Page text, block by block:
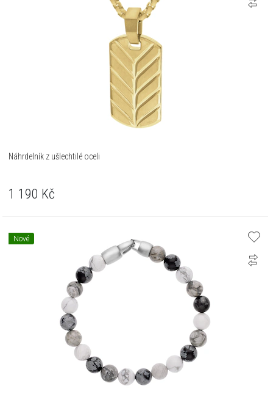
Náhrdelník z ušlechtilé oceli
1 190 Kč
Nové